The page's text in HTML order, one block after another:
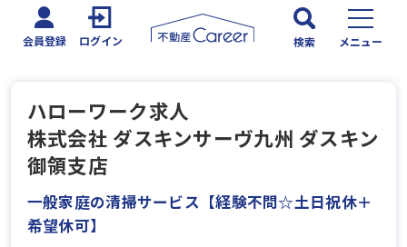
会員登録 ログイン 検索 メニュー
ハローワーク求人
株式会社 ダスキンサーヴ九州 ダスキン
御領支店
一般家庭の清掃サービス【経験不問☆土日祝休＋
希望休可】